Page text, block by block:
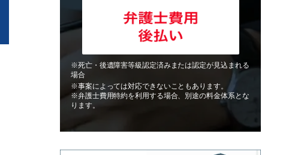
※死亡・後遺障害等級認定済みまたは認定が見込まれる
場合
※事案によっては対応できないこともあります。
※弁護士費用特約を利用する場合、別途の料金体系とな
ります。